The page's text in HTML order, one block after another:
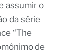
assumir o
da série
“The
de